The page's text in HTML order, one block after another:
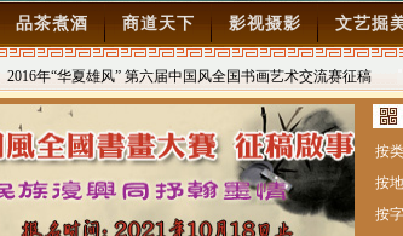
品茶煮酒 商道天下 影视摄影 文艺掘
年“华夏雄风” 第六届中国风全国书画艺术交流赛征稿
8/27
日
按
按
按